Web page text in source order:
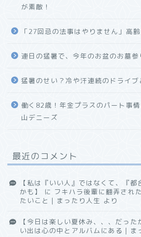
が素敵！
「27回忌の法事はやりません」高
連日の猛暑で、今年のお盆のお墓参
猛暑のせい？冷や汗連続のドライ
働く82歳！年金プラスのパート事
山デニーズ
最近のコメント
【私は『いい人』ではなくて、『
かも】
に フキハラ後輩に翻弄され
たいこと｜まったり人生 より
【今日は楽しい夏休み、、、だった
い出は心の中とアルバムにある｜ま